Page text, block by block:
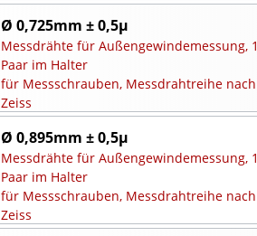
Ø 0,725mm ± 0,5µ
Messdrähte für Außengewindemessung, 1
Paar im Halter
für Messschrauben, Messdrahtreihe nach
Zeiss
Ø 0,895mm ± 0,5µ
Messdrähte für Außengewindemessung, 1
Paar im Halter
für Messschrauben, Messdrahtreihe nach
Zeiss